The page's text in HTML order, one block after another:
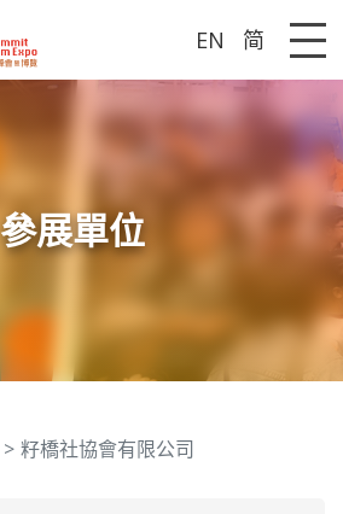
EN 简
參展單位
籽橋社協會有限公司